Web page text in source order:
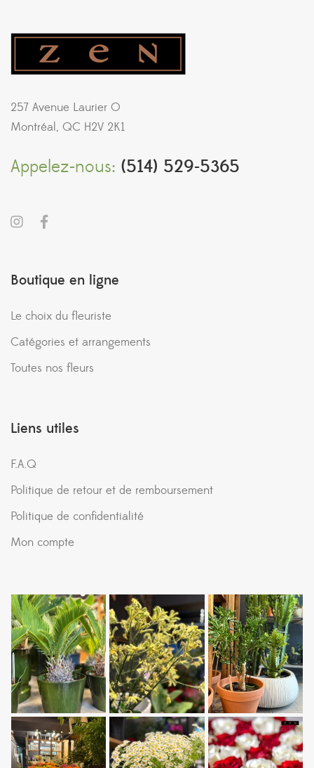
257 Avenue Laurier O
Montréal, QC H2V 2K1
Appelez-nous: (514) 529-5365
Boutique en ligne
Le choix du fleuriste
Catégories et arrangements
Toutes nos fleurs
Liens utiles
F.A.Q
Politique de retour et de remboursement
Politique de confidentialité
Mon compte